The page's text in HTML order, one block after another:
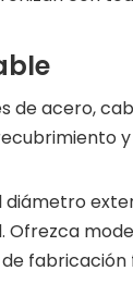
de acero,
fabricación